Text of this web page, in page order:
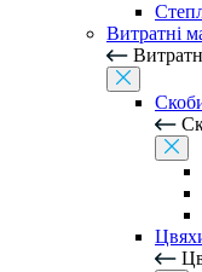
Витратні